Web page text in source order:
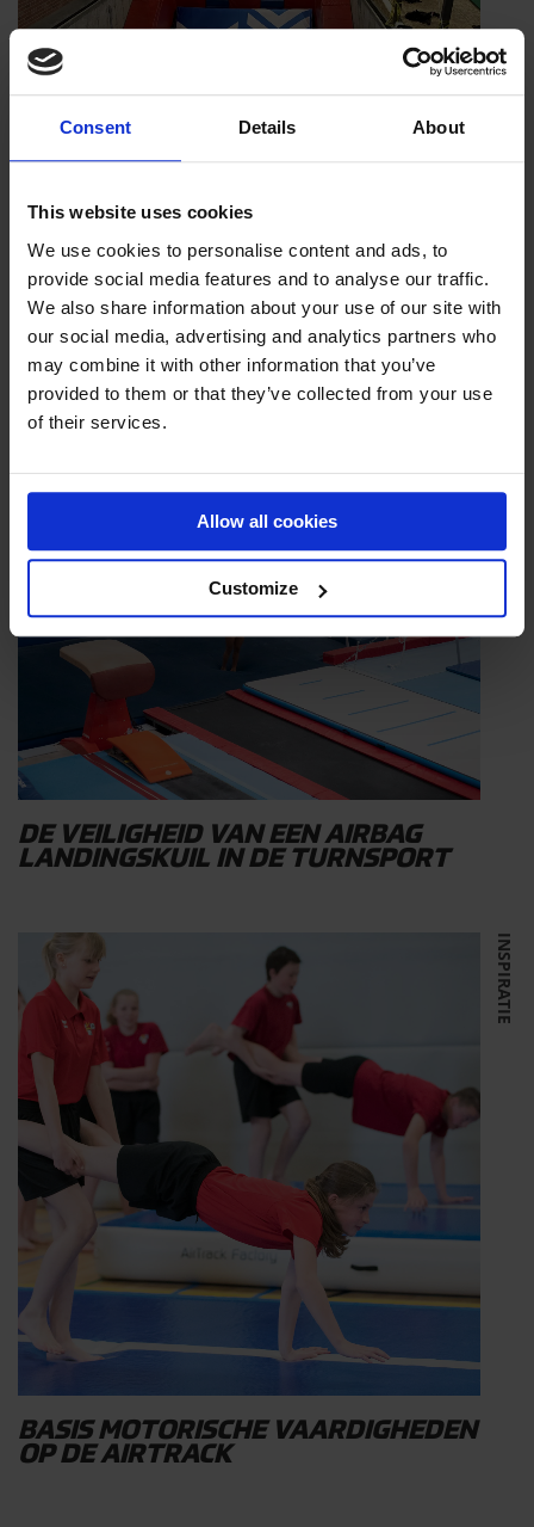
Consent Details About
This website uses cookies
We use cookies to personalise content and ads, to
provide social media features and to analyse our traffic.
We also share information about your use of our site with
our social media, advertising and analytics partners who
may combine it with other information that you’ve
provided to them or that they’ve collected from your use
of their services.
Allow all cookies
Customize
AIRTRACK EN AIRBAG DESIGN
INSPIRATIE
INSPIRATIE
DE VEILIGHEID VAN EEN AIRBAG
LANDINGSKUIL IN DE TURNSPORT
INSPIRATIE
BASIS MOTORISCHE VAARDIGHEDEN
OP DE AIRTRACK